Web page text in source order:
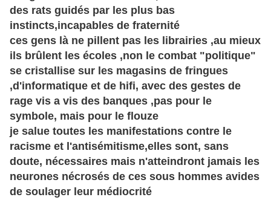
des rats guidés par les plus bas
instincts,incapables de fraternité
ces gens là ne pillent pas les librairies ,au mieux
ils brûlent les écoles ,non le combat "politique"
se cristallise sur les magasins de fringues
,d'informatique et de hifi, avec des gestes de
rage vis a vis des banques ,pas pour le
symbole, mais pour le flouze
je salue toutes les manifestations contre le
racisme et l'antisémitisme,elles sont, sans
doute, nécessaires mais n'atteindront jamais les
neurones nécrosés de ces sous hommes avides
de soulager leur médiocrité